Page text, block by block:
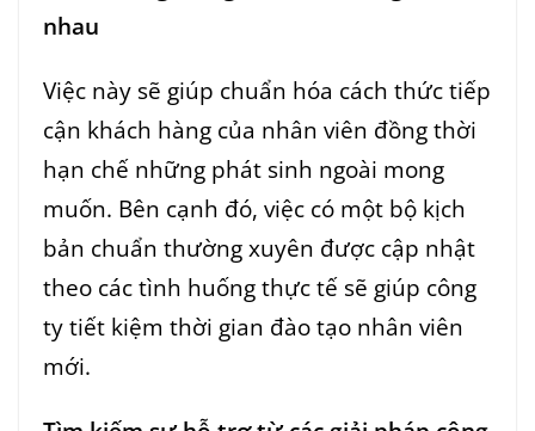
nhau
Việc này sẽ giúp chuẩn hóa cách thức tiếp
cận khách hàng của nhân viên đồng thời
hạn chế những phát sinh ngoài mong
muốn. Bên cạnh đó, việc có một bộ kịch
bản chuẩn thường xuyên được cập nhật
theo các tình huống thực tế sẽ giúp công
ty tiết kiệm thời gian đào tạo nhân viên
mới.